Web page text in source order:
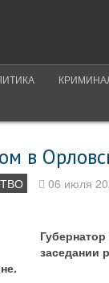
в
06 июля
заседании